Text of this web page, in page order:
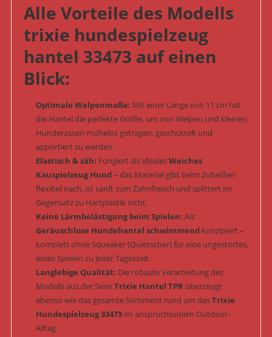
Alle Vorteile des Modells
trixie hundespielzeug
hantel 33473 auf einen
Blick:
Optimale Welpenmaße: Mit einer Länge von 11 cm hat
die Hantel die perfekte Größe, um von Welpen und kleinen
Hunderassen mühelos getragen, geschüttelt und
apportiert zu werden.
Elastisch & zäh: Fungiert als idealesWeiches
Kauspielzeug Hund– das Material gibt beim Zubeißen
flexibel nach, ist sanft zum Zahnfleisch und splittert im
Gegensatz zu Hartplastik nicht.
Keine Lärmbelästigung beim Spielen: Als
Geräuschlose Hundehantel schwimmendkonzipiert –
komplett ohne Squeaker (Quietscher) für eine ungestörtes,
leises Spielen zu jeder Tageszeit.
Langlebige Qualität: Die robuste Verarbeitung des
Modells aus der SerieTrixie Hantel TPRüberzeugt
ebenso wie das gesamte Sortiment rund um dasTrixie
Hundespielzeug 33473im anspruchsvollen Outdoor-
Alltag.